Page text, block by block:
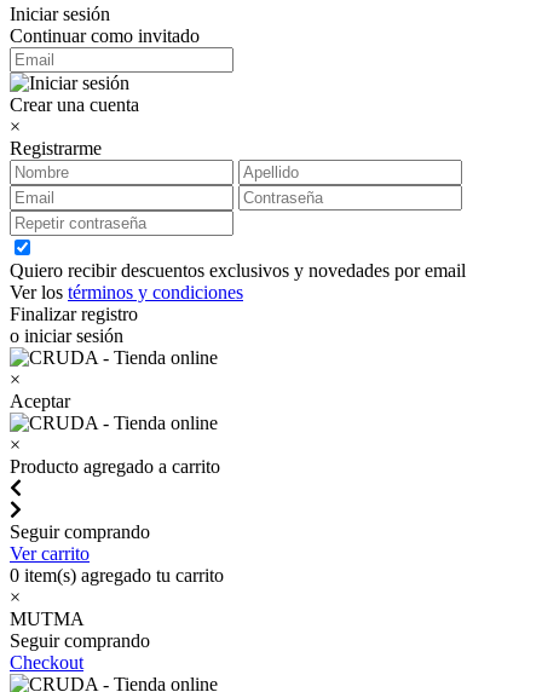
Iniciar sesión
Continuar como invitado
Crear una cuenta
×
Registrarme
Quiero recibir descuentos exclusivos y novedades por email
Ver los términos y condiciones
Finalizar registro
o iniciar sesión
×
Aceptar
×
Producto agregado a carrito
Seguir comprando
Ver carrito
0 item(s) agregado tu carrito
×
MUTMA
Seguir comprando
Checkout